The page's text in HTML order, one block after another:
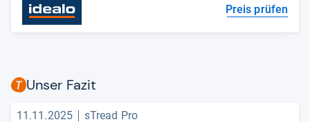
Preis prüfen
Unser Fazit
11.11.2025 sTread Pro